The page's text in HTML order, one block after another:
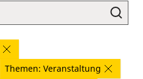
Themen: Veranstaltung